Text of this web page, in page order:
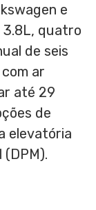
e
3.8L, quatro
de seis
ar
até 29
de
elevatória